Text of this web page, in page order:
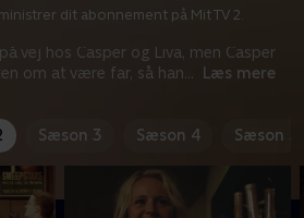
vej hos Casper og Liva, men Casper
om at være far, så han... Læs mere
dit abonnement på Mit TV 2.
Sæson 3 Sæson 4 Sæson 5